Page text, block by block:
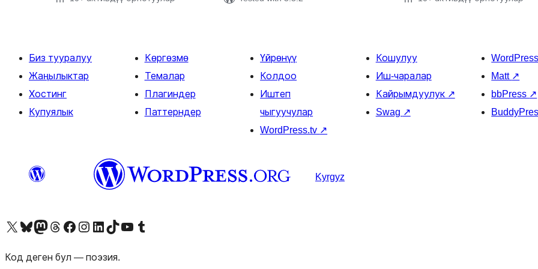
Биз тууралуу
Жаңылыктар
Хостинг
Купуялык
Көргөзмө
Темалар
Плагиндер
Паттерндер
Үйрөнүү
Колдоо
Иштеп
чыгуучулар
WordPress.tv ↗
Кошулуу
Иш-чаралар
Кайрымдуулук ↗
Swag ↗
Matt ↗
bbPress ↗
Kyrgyz
Visit our X (formerly Twitter) account
Visit our Bluesky account
Биздин Mastodon түрмөгүбүзгө баш багыңыз
Visit our Threads account
Биздин Facebook баракчабызга кириңиз
Биздин Instagram баракчабызга баш багыңыз
Биздин LinkedIn баракчабызга баш багыңыз
Visit our TikTok account
Visit our YouTube channel
Visit our Tumblr account
Код деген бул — поэзия.